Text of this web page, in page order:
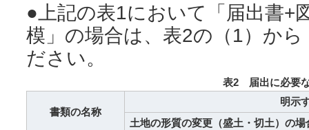
●上記の表1において「届出書+
模」の場合は、表2の（1）か
ださい。
表2 届出に必要な書
書類の名称
明示
土地の形質の変更（盛土・切土）の場